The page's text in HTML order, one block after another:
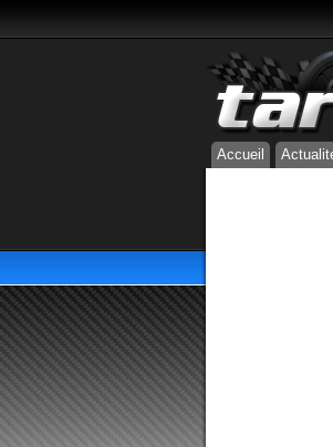
Accueil